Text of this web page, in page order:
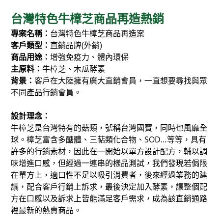
台灣特色牛樟芝商品再造熱銷
專案名稱： 台灣特色牛樟芝商品再造案
客戶類型： 直銷品牌(外銷)
商品用途：增強免疫力、體內環保
主原料：牛樟芝、木瓜酵素
背景：客戶在大陸擁有廣大直銷會員，一直想要尋找與眾
不同產品行銷會員。
設計理念：
牛樟芝是台灣特有的菇類，號稱台灣國寶，同時也風靡全
球。樟芝富含多醣體、三萜類化合物、SOD…等等，具有
許多的行銷素材，因此在一開始以單方設計配方，輔以調
味增進口感，但經過一連串的樣品測試，我們發現若侷限
在單方上，適口性不足以吸引消費者，後來經過業務的建
議，配合客戶行銷上訴求，最後決定加入酵素，讓整個配
方在口感以及訴求上皆能滿足客戶需求，成為該直銷通路
裡最新的熱賣商品。